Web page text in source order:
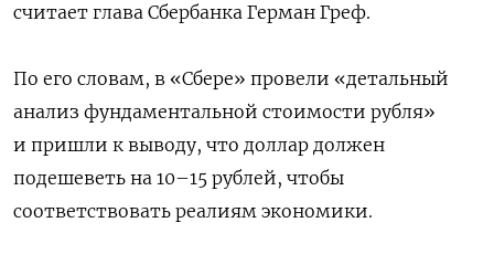
считает глава Сбербанка Герман Греф.
По его словам, в «Сбере» провели «детальный
анализ фундаментальной стоимости рубля»
и пришли к выводу, что доллар должен
подешеветь на 10–15 рублей, чтобы
соответствовать реалиям экономики.